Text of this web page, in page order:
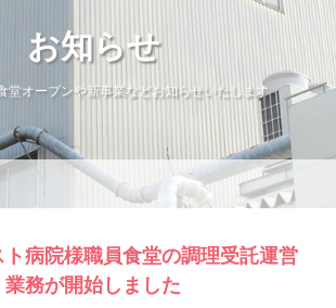
お知らせ
堂オープンや新事業などお知らせいたします
病院様職員食堂の調理受託運営
業務が開始しました